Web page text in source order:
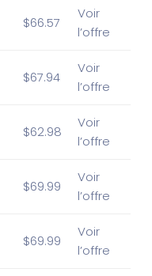
$66.57
Voir
l’offre
$67.94
Voir
l’offre
$62.98
Voir
l’offre
$69.99
Voir
l’offre
$69.99
Voir
l’offre